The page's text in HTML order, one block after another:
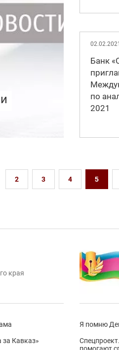
Банк
по
2021
2 3 4 5
края
за Кавказ»
Я помню